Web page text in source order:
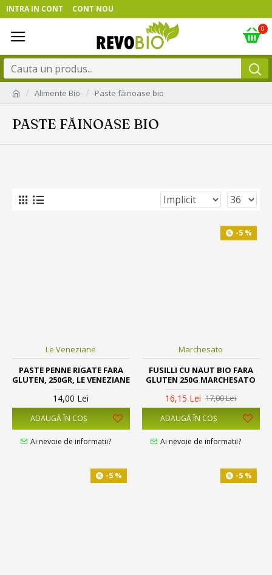
INTRA IN CONT CONT NOU
0
Alimente Bio Paste făinoase bio
PASTE FĂINOASE BIO
Le Veneziane
PASTE PENNE RIGATE FARA
GLUTEN, 250GR, LE VENEZIANE
14,00 Lei
ADAUGĂ ÎN COŞ
Ai nevoie de informatii?
-5 %
Marchesato
FUSILLI CU NAUT BIO FARA
GLUTEN 250G MARCHESATO
16,15 Lei 17,00 Lei
ADAUGĂ ÎN COŞ
Ai nevoie de informatii?
-5 % -5 %